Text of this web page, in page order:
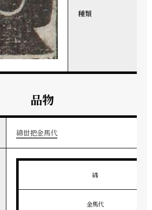
種類
品物
綿丗把金馬代
綿
金馬代